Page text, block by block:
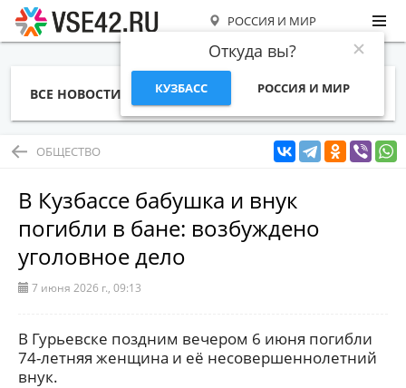
РОССИЯ И МИР
Откуда вы?
КУЗБАСС РОССИЯ И МИР
ВСЕ НОВОСТИ СТАТЬИ ТЕМЫ ФОТО
ОБЩЕСТВО
В Кузбассе бабушка и внук
погибли в бане: возбуждено
уголовное дело
7 июня 2026 г., 09:13
В Гурьевске поздним вечером 6 июня погибли
74-летняя женщина и её несовершеннолетний
внук.